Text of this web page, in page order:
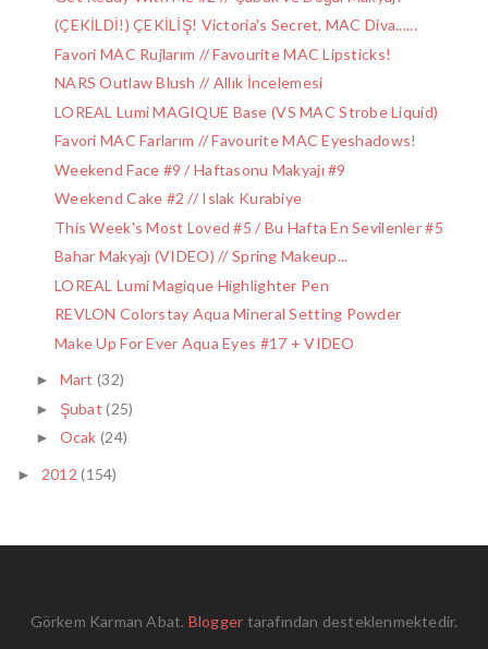
(ÇEKİLDİ!) ÇEKİLİŞ! Victoria's Secret, MAC Diva......
Favori MAC Rujlarım // Favourite MAC Lipsticks!
NARS Outlaw Blush // Allık İncelemesi
LOREAL Lumi MAGIQUE Base (VS MAC Strobe Liquid)
Favori MAC Farlarım // Favourite MAC Eyeshadows!
Weekend Face #9 / Haftasonu Makyajı #9
Weekend Cake #2 // Islak Kurabiye
This Week's Most Loved #5 / Bu Hafta En Sevilenler #5
Bahar Makyajı (VIDEO) // Spring Makeup...
LOREAL Lumi Magique Highlighter Pen
REVLON Colorstay Aqua Mineral Setting Powder
Make Up For Ever Aqua Eyes #17 + VIDEO
► Mart(32)
► Şubat(25)
► Ocak(24)
► 2012(154)
Görkem Karman Abat. Blogger tarafından desteklenmektedir.